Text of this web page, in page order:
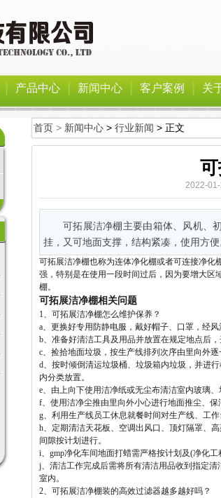
产品中心 新闻中心 客户案例 关
首页 > 新闻中心 > 行业新闻 > 正文
2022-
可拓展洁净棚主要由箱体、风机、
挂，又可地面支撑，结构紧凑，使用方
可拓展洁净棚也称为连体净化棚或者可连接净化
强，特别是在使用一段时间过后，因为要增大区
棚。
可拓展洁净棚相关问题
1、可拓展洁净棚怎么维护保养？
a、更换好专用防静电服，戴好帽子、口罩，经风
b、准备好清洁工具及用品并放置在规定地点后，
c、捡拾地面垃圾，按生产线排列次序由里向外逐
d、按时倾倒清运垃圾桶、垃圾箱内垃圾，并进
内分类放置。
e、由上向下使用洁净纸或无尘布清洁室内玻璃、
f、使用洁净尘推由里向外小心进行地面推尘、
g、利用生产线员工休息就餐时间对生产线、工作
h、定期清洁天花板、空调出风口、顶灯隔罩、
间隙按计划进行。
i、gmp净化车间地面打蜡需严格按计划及(净化工
j、清洁工作完成后需将所有清洁用品收到指定
室内。
2、可拓展洁净棚装的高效过滤器越多越好吗？